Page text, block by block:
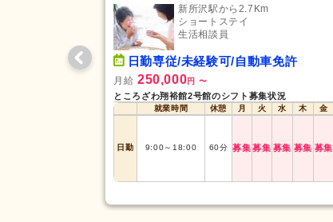
新所沢駅から2.7Km
ショートステイ
生活相談員
日勤専従/未経験可/自動車免許
月給 250,000円 〜
ところざわ翔裕館2号館のシフト募集状況
就業時間 休憩 月 火 水 木 金
日勤 9:00～ 18:00 60分 募集募集 募集 募集 募集